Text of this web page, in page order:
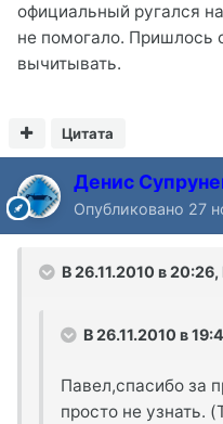
официальный ругался
не помогало. Пришлось
вычитывать.
Цитата
Денис
Опубликовано 27
В 26.11.2010 в 20:26,
В 26.11.2010 в
Павел,спасибо за
просто не узнать.